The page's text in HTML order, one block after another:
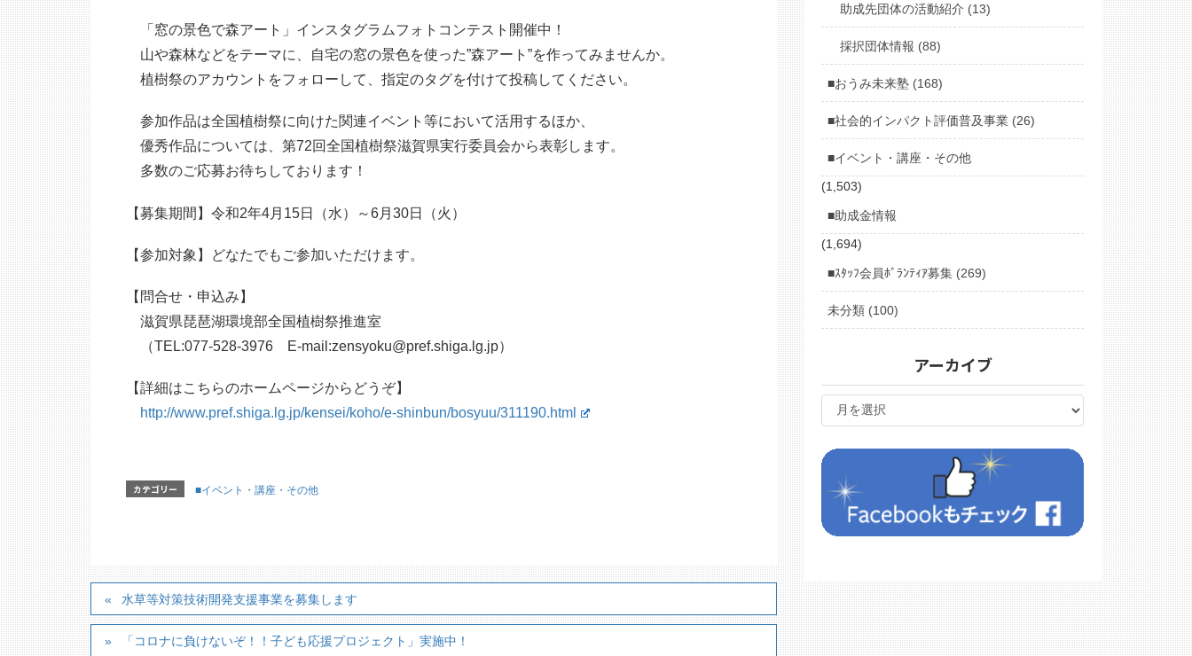
「窓の景色で森アート」インスタグラムフォトコンテスト開催中！
山や森林などをテーマに、自宅の窓の景色を使った”森アート”を作ってみませんか。
植樹祭のアカウントをフォローして、指定のタグを付けて投稿してください。
参加作品は全国植樹祭に向けた関連イベント等において活用するほか、
優秀作品については、第72回全国植樹祭滋賀県実行委員会から表彰します。
多数のご応募お待ちしております！
【募集期間】令和2年4月15日（水）～6月30日（火）
【参加対象】どなたでもご参加いただけます。
【問合せ・申込み】
滋賀県琵琶湖環境部全国植樹祭推進室
（TEL:077-528-3976 E-mail:zensyoku@pref.shiga.lg.jp）
【詳細はこちらのホームページからどうぞ】
http://www.pref.shiga.lg.jp/kensei/koho/e-shinbun/bosyuu/311190.html
カテゴリー ■イベント・講座・その他
水草等対策技術開発支援事業を募集します
「コロナに負けないぞ！！子ども応援プロジェクト」実施中！
助成先団体の活動紹介 (13)
採択団体情報 (88)
■おうみ未来塾 (168)
■社会的インパクト評価普及事業 (26)
■イベント・講座・その他
(1,503)
■助成金情報
(1,694)
■ｽﾀｯﾌ会員ﾎﾞﾗﾝﾃｨｱ募集 (269)
未分類 (100)
アーカイブ